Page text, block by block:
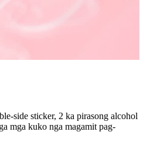
side sticker, 2 ka pirasong alcohol
mga kuko nga magamit pag-